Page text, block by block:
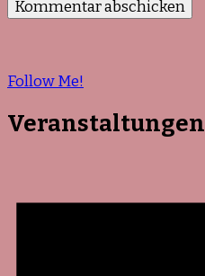
Follow Me!
Veranstaltungen